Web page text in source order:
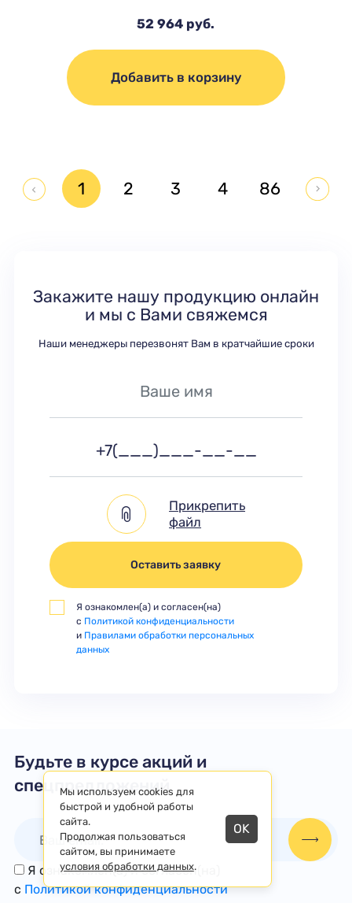
52 964 руб.
Добавить в корзину
1 2 3 4 86
Закажите нашу продукцию онлайн
и мы с Вами свяжемся
Наши менеджеры перезвонят Вам в кратчайшие сроки
Прикрепить
файл
Оставить заявку
Я ознакомлен(а) и согласен(на)
с Политикой конфиденциальности
и Правилами обработки персональных
данных
Будьте в курсе акций и
спецпредложений
Я ознакомлен(а) и согласен(на)
с Политикой конфиденциальности
Мы используем cookies для
быстрой и удобной работы
сайта.
Продолжая пользоваться
сайтом, вы принимаете
условия обработки данных.
OK